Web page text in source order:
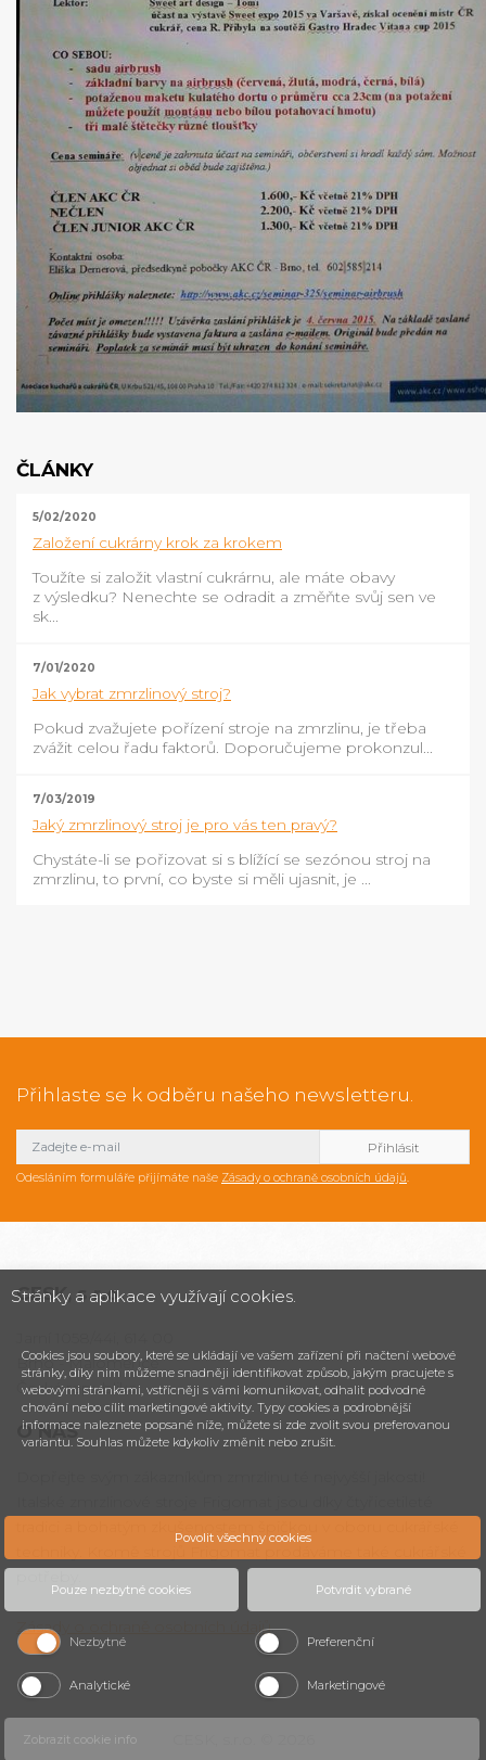
ČLÁNKY
5/02/2020
Založení cukrárny krok za krokem
Toužíte si založit vlastní cukrárnu, ale máte obavy
z výsledku? Nenechte se odradit a změňte svůj sen ve
sk...
7/01/2020
Jak vybrat zmrzlinový stroj?
Pokud zvažujete pořízení stroje na zmrzlinu, je třeba
zvážit celou řadu faktorů. Doporučujeme prokonzul...
7/03/2019
Jaký zmrzlinový stroj je pro vás ten pravý?
Chystáte-li se pořizovat si s blížící se sezónou stroj na
zmrzlinu, to první, co byste si měli ujasnit, je ...
Přihlaste se k odběru našeho newsletteru.
Odesláním formuláře přijímáte naše Zásady o ochraně osobních údajů.
CESK,s.r.o.
Brno - Maloměřice
Česká republika
O NÁS
Zásady o ochraně osobních údajů.
Stránky a aplikace využívají cookies.
Cookies jsou soubory, které se ukládají ve vašem zařízení při načtení webové
stránky, díky nim můžeme snadněji identifikovat způsob, jakým pracujete s
webovými stránkami, vstřícněji s vámi komunikovat, odhalit podvodné
chování nebo cílit marketingové aktivity. Typy cookies a podrobnější
informace naleznete popsané níže, můžete si zde zvolit svou preferovanou
variantu. Souhlas můžete kdykoliv změnit nebo zrušit.
Pouze nezbytné cookies Potvrdit vybrané
Povolit všechny cookies
Nezbytné Preferenční
Analytické Marketingové
Zobrazit cookie info